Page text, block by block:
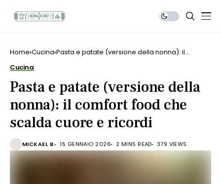
Home Cucina Pasta e patate (versione della nonna): il
Cucina
Pasta e patate (versione della
nonna): il comfort food che
scalda cuore e ricordi
MICKAEL B. 15 GENNAIO 2026 2 MINS READ 379 VIEWS